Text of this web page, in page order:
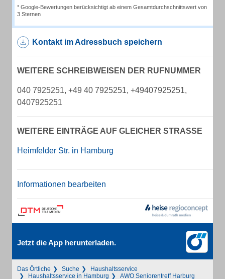
* Google-Bewertungen berücksichtigt ab einem Gesamtdurchschnittswert von
3 Sternen
Kontakt im Adressbuch speichern
WEITERE SCHREIBWEISEN DER RUFNUMMER
040 7925251, +49 40 7925251, +49407925251,
0407925251
WEITERE EINTRÄGE AUF GLEICHER STRASSE
Heimfelder Str. in Hamburg
Informationen bearbeiten
Jetzt die App herunterladen.
Das Örtliche Suche
Haushaltsservice
Haushaltsservice in Hamburg
AWO Seniorentreff Harburg